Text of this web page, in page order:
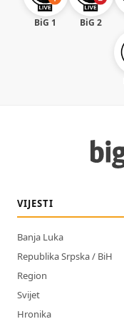
BiG 1 BiG 2
VIJESTI
Banja Luka
Republika Srpska / BiH
Region
Svijet
Hronika